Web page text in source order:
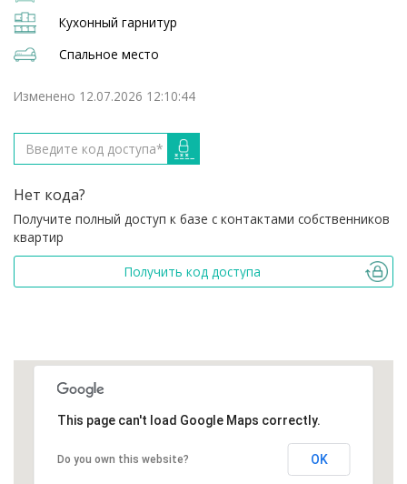
Кухонный гарнитур
Спальное место
Изменено 12.07.2026 12:10:44
Нет кода?
Получите полный доступ к базе с контактами собственников
квартир
Получить код доступа
This page can't load Google Maps correctly.
Do you own this website? OK